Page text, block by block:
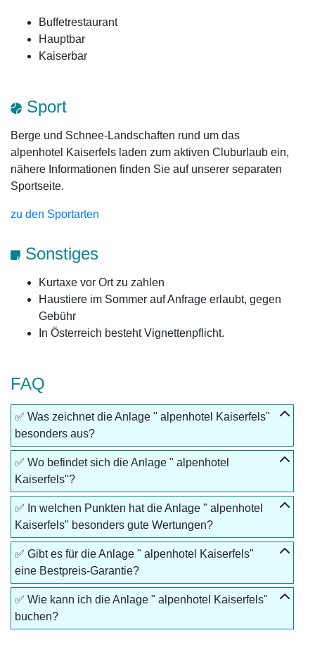
Buffetrestaurant
Hauptbar
Kaiserbar
Sport
Berge und Schnee-Landschaften rund um das
alpenhotel Kaiserfels laden zum aktiven Cluburlaub ein,
nähere Informationen finden Sie auf unserer separaten
Sportseite.
zu den Sportarten
Sonstiges
Kurtaxe vor Ort zu zahlen
Haustiere im Sommer auf Anfrage erlaubt, gegen
Gebühr
In Österreich besteht Vignettenpflicht.
FAQ
✅ Was zeichnet die Anlage " alpenhotel Kaiserfels"
besonders aus?
✅ Wo befindet sich die Anlage " alpenhotel
Kaiserfels"?
✅ In welchen Punkten hat die Anlage " alpenhotel
Kaiserfels" besonders gute Wertungen?
✅ Gibt es für die Anlage " alpenhotel Kaiserfels"
eine Bestpreis-Garantie?
✅ Wie kann ich die Anlage " alpenhotel Kaiserfels"
buchen?